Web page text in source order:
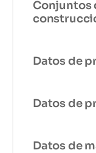
Conjuntos
Datos de
Datos de
Datos de